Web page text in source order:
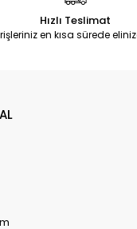
Hızlı Teslimat
en kısa sürede